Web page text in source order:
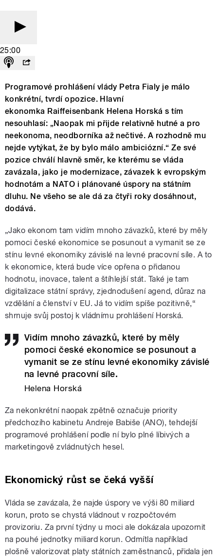
25:00
Programové prohlášení vlády Petra Fialy je málo
konkrétní, tvrdí opozice. Hlavní
ekonomka Raiffeisenbank Helena Horská s tím
nesouhlasí: „Naopak mi přijde relativně hutné a pro
neekonoma, neodborníka až nečtivé. A rozhodně mu
nejde vytýkat, že by bylo málo ambiciózní.“ Ze své
pozice chválí hlavně směr, ke kterému se vláda
zavázala, jako je modernizace, závazek k evropským
hodnotám a NATO i plánované úspory na státním
dluhu. Ne všeho se ale dá za čtyři roky dosáhnout,
dodává.
„Jako ekonom tam vidím mnoho závazků, které by měly
pomoci české ekonomice se posunout a vymanit se ze
stínu levné ekonomiky závislé na levné pracovní síle. A to
k ekonomice, která bude více opřena o přidanou
hodnotu, inovace, talent a štíhlejší stát. Také je tam
digitalizace státní správy, zjednodušení agend, důraz na
vzdělání a členství v EU. Já to vidím spíše pozitivně,“
shrnuje svůj postoj k vládnímu prohlášení Horská.
Vidím mnoho závazků, které by měly
pomoci české ekonomice se posunout a
vymanit se ze stínu levné ekonomiky závislé
na levné pracovní síle.
Helena Horská
Za nekonkrétní naopak zpětně označuje priority
předchozího kabinetu Andreje Babiše (ANO), tehdejší
programové prohlášení podle ní bylo plné líbivých a
marketingově zvládnutých hesel.
Ekonomický růst se čeká vyšší
Vláda se zavázala, že najde úspory ve výši 80 miliard
korun, proto se chystá vládnout v rozpočtovém
provizoriu. Za první týdny u moci ale dokázala upozornit
na pouhé jednotky miliard korun. Odmítla například
plošně valorizovat platy státních zaměstnanců, přidala jen